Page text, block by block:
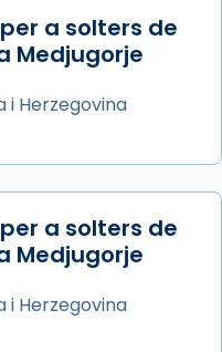
el cardenal Joan
la missa i l’ha
de Barcelona,
i
a solters de
Medjugorje
i Herzegovina
a solters de
Medjugorje
i Herzegovina